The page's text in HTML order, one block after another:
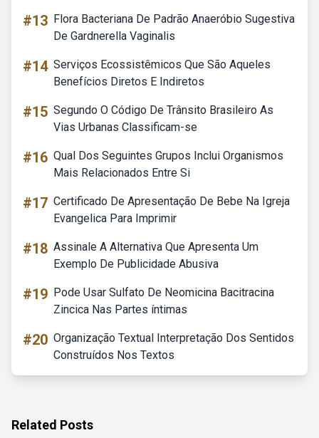
#13 Flora Bacteriana De Padrão Anaeróbio Sugestiva
De Gardnerella Vaginalis
#14 Serviços Ecossistêmicos Que São Aqueles
Benefícios Diretos E Indiretos
#15 Segundo O Código De Trânsito Brasileiro As
Vias Urbanas Classificam-se
#16 Qual Dos Seguintes Grupos Inclui Organismos
Mais Relacionados Entre Si
#17 Certificado De Apresentação De Bebe Na Igreja
Evangelica Para Imprimir
#18 Assinale A Alternativa Que Apresenta Um
Exemplo De Publicidade Abusiva
#19 Pode Usar Sulfato De Neomicina Bacitracina
Zincica Nas Partes íntimas
#20 Organização Textual Interpretação Dos Sentidos
Construídos Nos Textos
Related Posts